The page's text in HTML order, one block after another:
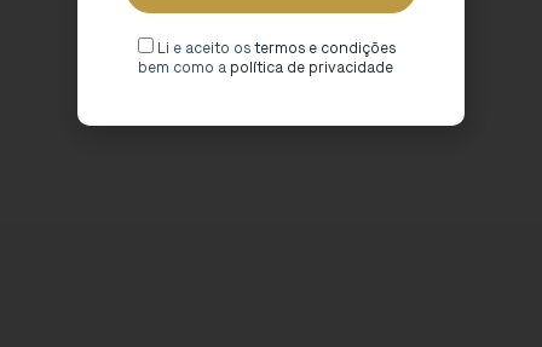
Li e aceito ostermos e condições
bem como a política de privacidade